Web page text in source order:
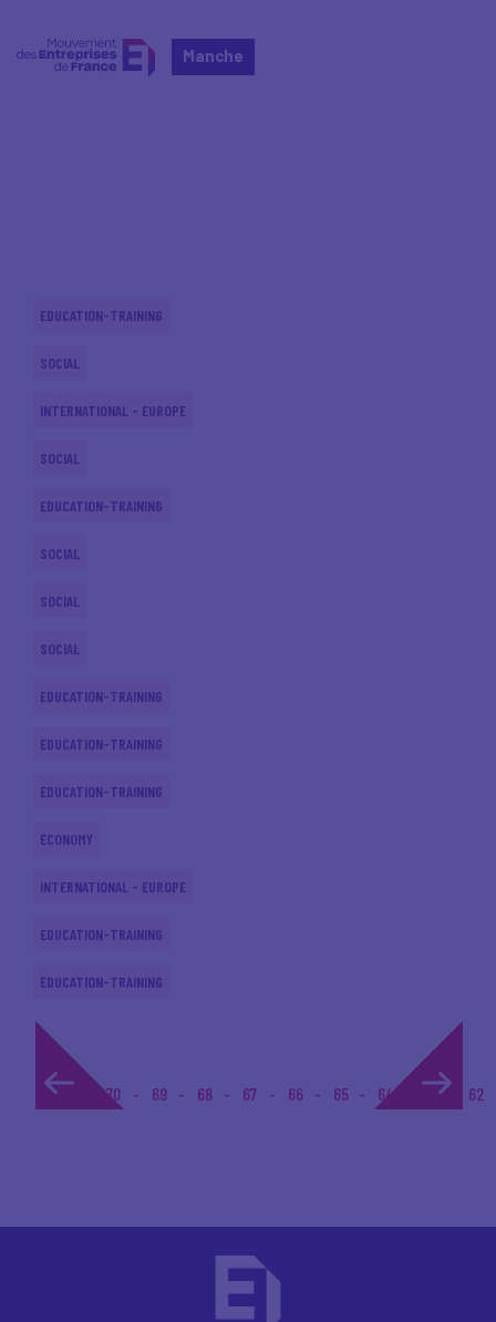
Manche
EDUCATION-TRAINING
SOCIAL
INTERNATIONAL - EUROPE
SOCIAL
EDUCATION-TRAINING
SOCIAL
SOCIAL
SOCIAL
EDUCATION-TRAINING
EDUCATION-TRAINING
EDUCATION-TRAINING
ECONOMY
INTERNATIONAL - EUROPE
EDUCATION-TRAINING
EDUCATION-TRAINING
1... 70 69 68 67 66 65 64 63 62